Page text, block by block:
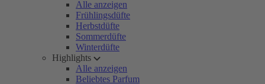
Alle anzeigen
Frühlingsdüfte
Herbstdüfte
Sommerdüfte
Winterdüfte
Highlights
Alle anzeigen
Beliebtes Parfum